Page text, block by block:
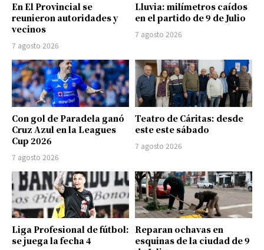
En El Provincial se
reunieron autoridades y
vecinos
7 agosto 2026
Lluvia: milímetros caídos
en el partido de 9 de Julio
7 agosto 2026
Con gol de Paradela ganó
Cruz Azul en la Leagues
Cup 2026
7 agosto 2026
Teatro de Cáritas: desde
este este sábado
7 agosto 2026
Liga Profesional de fútbol:
se juega la fecha 4
Reparan ochavas en
esquinas de la ciudad de 9